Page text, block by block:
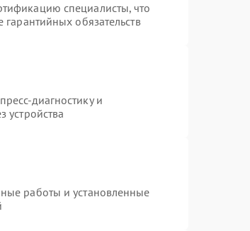
специалисты, что
обязательств
диагностику и
устройства
работы и установленные